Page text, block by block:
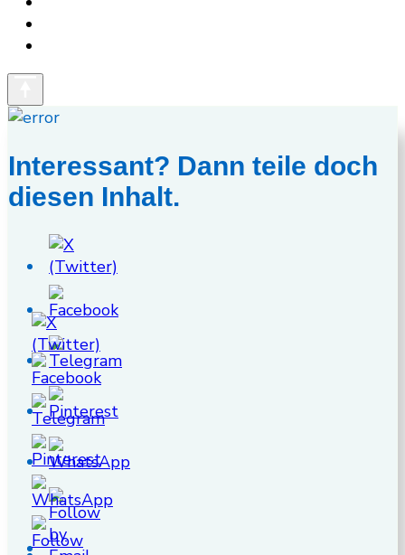
Interessant? Dann teile doch
diesen Inhalt.